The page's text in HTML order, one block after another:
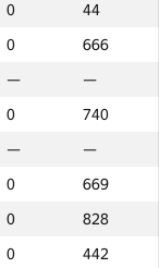
0
44
0
666
—
—
0
740
—
—
0
669
0
828
0
442
0
44
0
666
—
—
0
740
—
—
0
669
0
828
0
442